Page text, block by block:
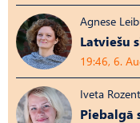
Agnese
Latviešu
19:46, 6.
Iveta
Piebalgā